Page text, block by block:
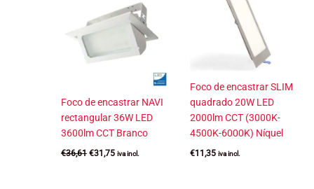
Foco de encastrar NAVI
rectangular 36W LED
3600lm CCT Branco
€36,61 O
€31,75Oiva incl.
Foco de encastrar SLIM
quadrado 20W LED
2000lm CCT (3000K-
4500K-6000K) Níquel
€11,35 iva incl.